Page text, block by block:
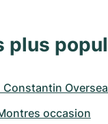
Constantin
occasion